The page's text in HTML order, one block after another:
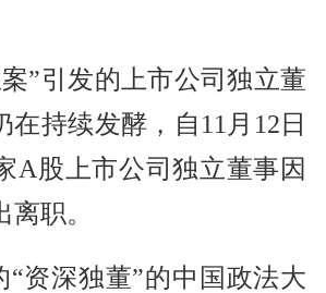
”引发的上市公司独立董
在持续发酵，自11月12日
A股上市公司独立董事因
职。
“资深独董”的中国政法大